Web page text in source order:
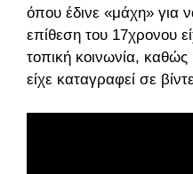
όπου έδινε «μάχη» για
επίθεση του 17χρονου
τοπική κοινωνία, καθώς
είχε καταγραφεί σε